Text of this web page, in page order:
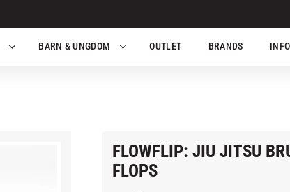
BARN & UNGDOM OUTLET BRANDS INFO
FLOWFLIP: JIU JITSU
FLOPS